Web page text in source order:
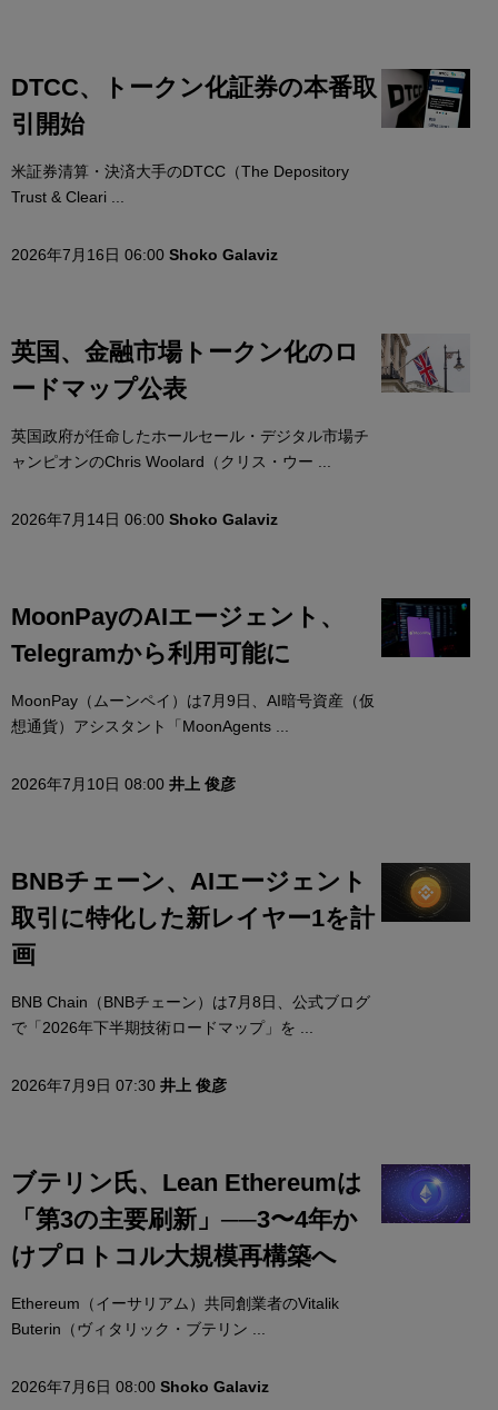
DTCC、トークン化証券の本番取
引開始
米証券清算・決済大手のDTCC（The Depository
Trust & Cleari ...
2026年7月16日 06:00 Shoko Galaviz
英国、金融市場トークン化のロ
ードマップ公表
英国政府が任命したホールセール・デジタル市場チ
ャンピオンのChris Woolard（クリス・ウー ...
2026年7月14日 06:00 Shoko Galaviz
MoonPayのAIエージェント、
Telegramから利用可能に
MoonPay（ムーンペイ）は7月9日、AI暗号資産（仮
想通貨）アシスタント「MoonAgents ...
2026年7月10日 08:00 井上 俊彦
BNBチェーン、AIエージェント
取引に特化した新レイヤー1を計
画
BNB Chain（BNBチェーン）は7月8日、公式ブログ
で「2026年下半期技術ロードマップ」を ...
2026年7月9日 07:30 井上 俊彦
ブテリン氏、Lean Ethereumは
「第3の主要刷新」──3〜4年か
けプロトコル大規模再構築へ
Ethereum（イーサリアム）共同創業者のVitalik
Buterin（ヴィタリック・ブテリン ...
2026年7月6日 08:00 Shoko Galaviz